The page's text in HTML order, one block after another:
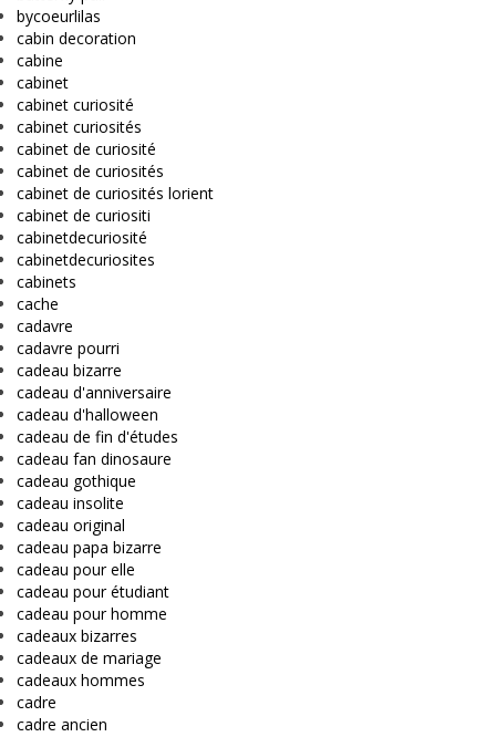
bycoeurlilas
cabin decoration
cabine
cabinet
cabinet curiosité
cabinet curiosités
cabinet de curiosité
cabinet de curiosités
cabinet de curiosités lorient
cabinet de curiositi
cabinetdecuriosité
cabinetdecuriosites
cabinets
cache
cadavre
cadavre pourri
cadeau bizarre
cadeau d'anniversaire
cadeau d'halloween
cadeau de fin d'études
cadeau fan dinosaure
cadeau gothique
cadeau insolite
cadeau original
cadeau papa bizarre
cadeau pour elle
cadeau pour étudiant
cadeau pour homme
cadeaux bizarres
cadeaux de mariage
cadeaux hommes
cadre
cadre ancien